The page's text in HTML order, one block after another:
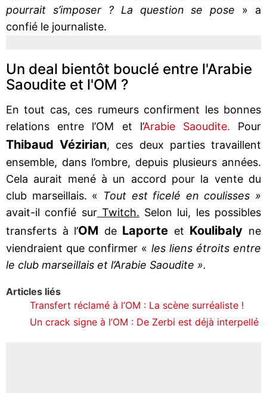
pourrait s’imposer ? La question se pose » a
confié le journaliste.
Un deal bientôt bouclé entre l'Arabie
Saoudite et l'OM ?
En tout cas, ces rumeurs confirment les bonnes
relations entre l’OM et l’Arabie Saoudite. Pour
Thibaud Vézirian, ces deux parties travaillent
ensemble, dans l’ombre, depuis plusieurs années.
Cela aurait mené à un accord pour la vente du
club marseillais. « Tout est ficelé en coulisses »
avait-il confié surTwitch. Selon lui, les possibles
transferts à l’OM deLaporte et Koulibaly ne
viendraient que confirmer « les liens étroits entre
le club marseillais et l’Arabie Saoudite ».
Articles liés
Transfert réclamé à l’OM : La scène surréaliste !
Un crack signe à l’OM : De Zerbi est déjà interpellé